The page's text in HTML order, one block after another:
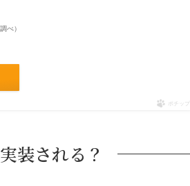
べ）
ポチップ
装される？